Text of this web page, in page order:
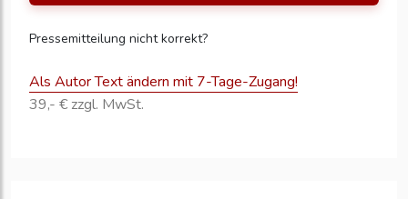
Pressemitteilung nicht korrekt?
Als Autor Text ändern mit 7-Tage-Zugang!
39,- € zzgl. MwSt.